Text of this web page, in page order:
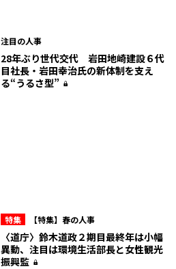
注目の人事
28年ぶり世代交代 岩田地崎建設６代
目社長・岩田幸治氏の新体制を支え
る“うるさ型”
特集 【特集】春の人事
〈道庁〉鈴木道政２期目最終年は小幅
異動、注目は環境生活部長と女性観光
振興監